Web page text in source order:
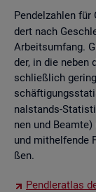
Pen­del­zah­len für
dert nach
Ar­beits­um­fang.
der, in die
schlie­ß­lich
nal­stands-
nen und
und mit­hel­fen­de
ßen.
Pend­ler­at­las